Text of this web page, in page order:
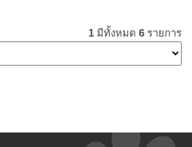
1 มีทั้งหมด 6 รายการ